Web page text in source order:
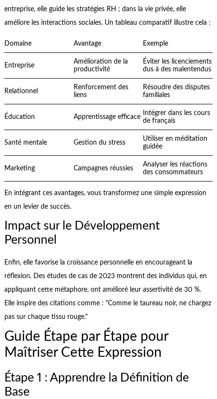
entreprise, elle guide les stratégies RH ; dans la vie privée, elle
améliore les interactions sociales. Un tableau comparatif illustre cela :
Domaine Avantage Exemple
Entreprise
Amélioration de la
productivité
Éviter les licenciements
dus à des malentendus
Relationnel
Renforcement des
liens
Résoudre des disputes
familiales
Éducation Apprentissage efficace
Intégrer dans les cours
de français
Santé mentale Gestion du stress
Utiliser en méditation
guidée
Marketing Campagnes réussies
Analyser les réactions
des consommateurs
En intégrant ces avantages, vous transformez une simple expression
en un levier de succès.
Impact sur le Développement
Personnel
Enfin, elle favorise la croissance personnelle en encourageant la
réflexion. Des études de cas de 2023 montrent des individus qui, en
appliquant cette métaphore, ont amélioré leur assertivité de 30 %.
Elle inspire des citations comme : "Comme le taureau noir, ne chargez
pas sur chaque tissu rouge."
Guide Étape par Étape pour
Maîtriser Cette Expression
Étape 1 : Apprendre la Définition de
Base